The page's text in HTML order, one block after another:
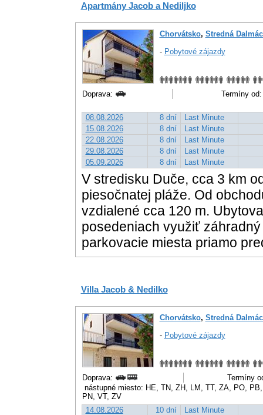
Apartmány Jacob a Nediljko
Chorvátsko, Stredná
- Pobytové zájazdy
Doprava: Termíny
08.08.2026 8 dní Last Minute
15.08.2026
8 dní Last Minute
22.08.2026
8 dní Last Minute
29.08.2026
8 dní Last Minute
05.09.2026
8 dní Last Minute
V stredisku Duče, cca 3 km
piesočnatej pláže. Od
vzdialené cca 120 m.
posedeniach využiť
parkovacie miesta priamo
Villa Jacob & Nedilko
Chorvátsko, Stredná
- Pobytové zájazdy
Doprava:
Termíny
nástupné miesto: HE, TN, ZH, LM, TT, ZA, PO,
PN, VT, ZV
14.08.2026
10 dní Last Minute